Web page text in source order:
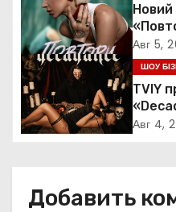
з
а
п
и
я
Новий
між
Авг 5,
ШОУ
TVIY
нову
Авг 4,
Добавить